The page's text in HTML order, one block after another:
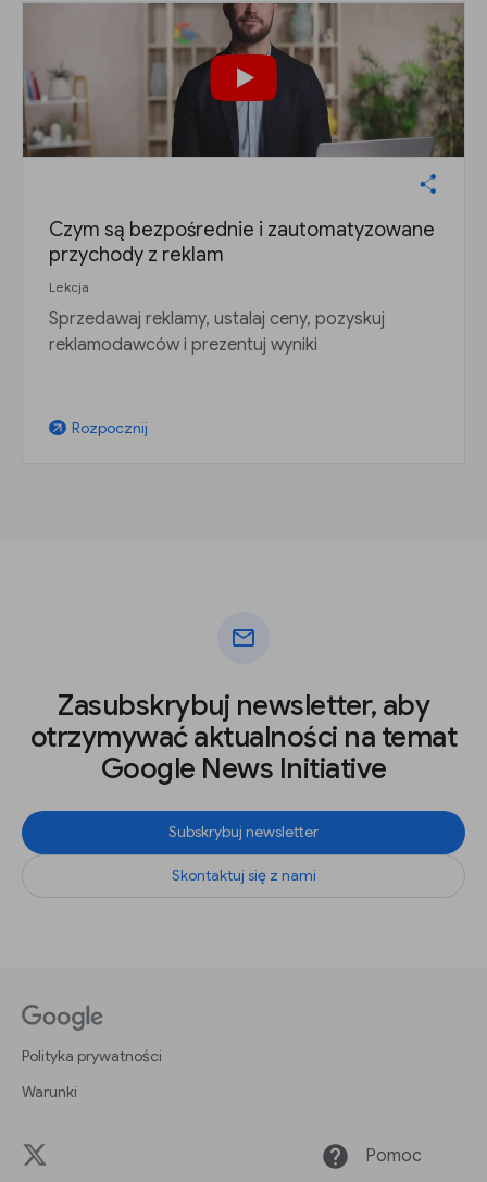
Czym są bezpośrednie i zautomatyzowane
przychody z reklam
Lekcja
Sprzedawaj reklamy, ustalaj ceny, pozyskuj
reklamodawców i prezentuj wyniki
arrow_outward Rozpocznij
mail
Zasubskrybuj newsletter, aby
otrzymywać aktualności na temat
Google News Initiative
Subskrybuj newsletter
Skontaktuj się z nami
Polityka prywatności
Warunki
help Pomoc